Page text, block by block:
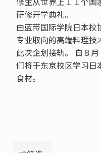
研修开学典礼。
由蓝带国际学院日本校
专业取向的高端料理技
此次企划接轨。 自８
们将于东京校区学习日
食材。